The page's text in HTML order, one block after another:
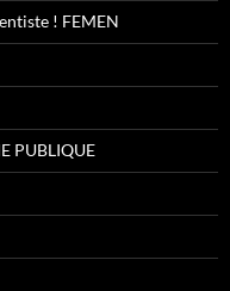
! FEMEN
PUBLIQUE